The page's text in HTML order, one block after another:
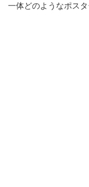
一体どのようなポス